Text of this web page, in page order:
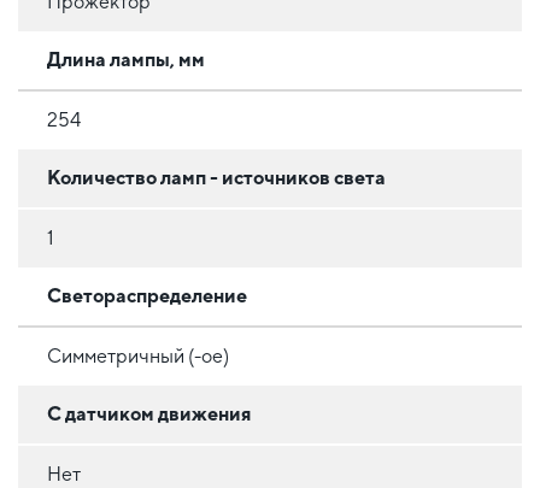
Длина лампы, мм
254
Количество ламп - источников света
1
Светораспределение
Симметричный (-ое)
С датчиком движения
Нет